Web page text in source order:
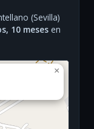
(Sevilla)
10 meses en
×